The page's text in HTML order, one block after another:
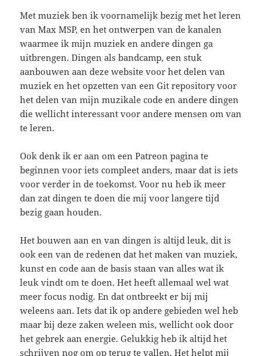
Met muziek ben ik voornamelijk bezig met het leren
van Max MSP, en het ontwerpen van de kanalen
waarmee ik mijn muziek en andere dingen ga
uitbrengen. Dingen als bandcamp, een stuk
aanbouwen aan deze website voor het delen van
muziek en het opzetten van een Git repository voor
het delen van mijn muzikale code en andere dingen
die wellicht interessant voor andere mensen om van
te leren.
Ook denk ik er aan om een Patreon pagina te
beginnen voor iets compleet anders, maar dat is iets
voor verder in de toekomst. Voor nu heb ik meer
dan zat dingen te doen die mij voor langere tijd
bezig gaan houden.
Het bouwen aan en van dingen is altijd leuk, dit is
ook een van de redenen dat het maken van muziek,
kunst en code aan de basis staan van alles wat ik
leuk vindt om te doen. Het heeft allemaal wel wat
meer focus nodig. En dat ontbreekt er bij mij
weleens aan. Iets dat ik op andere gebieden wel heb
maar bij deze zaken weleen mis, wellicht ook door
het gebrek aan energie. Gelukkig heb ik altijd het
schrijven nog om op terug te vallen. Het helpt mij